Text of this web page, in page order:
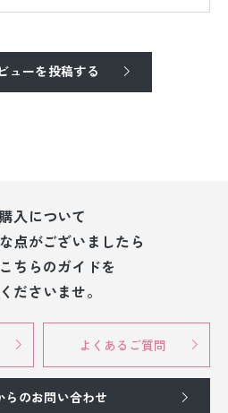
ューを投稿する
入について
点がございましたら
ちらのガイドを
ださいませ。
よくあるご質問
らのお問い合わせ